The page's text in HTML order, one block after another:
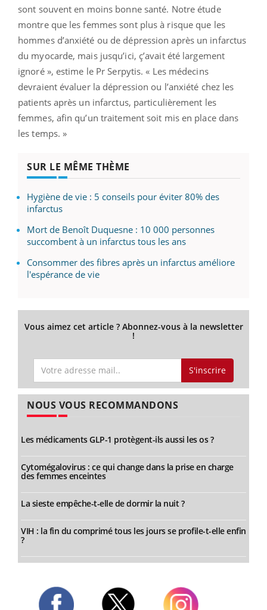
sont souvent en moins bonne santé. Notre étude
montre que les femmes sont plus à risque que les
hommes d’anxiété ou de dépression après un infarctus
du myocarde, mais jusqu’ici, ç’avait été largement
ignoré », estime le Pr Serpytis. « Les médecins
devraient évaluer la dépression ou l’anxiété chez les
patients après un infarctus, particulièrement les
femmes, afin qu’un traitement soit mis en place dans
les temps. »
SUR LE MÊME THÈME
Hygiène de vie : 5 conseils pour éviter 80% des
infarctus
Mort de Benoît Duquesne : 10 000 personnes
succombent à un infarctus tous les ans
Consommer des fibres après un infarctus améliore
l'espérance de vie
Vous aimez cet article ? Abonnez-vous à la newsletter
!
S'inscrire
NOUS VOUS RECOMMANDONS
Les médicaments GLP-1 protègent-ils aussi les os ?
Cytomégalovirus : ce qui change dans la prise en charge
des femmes enceintes
La sieste empêche-t-elle de dormir la nuit ?
VIH : la fin du comprimé tous les jours se profile-t-elle enfin
?